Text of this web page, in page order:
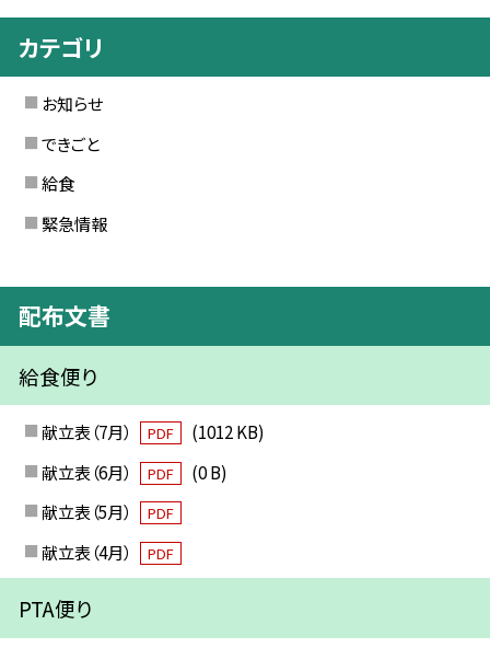
カテゴリ
お知らせ
できごと
給食
緊急情報
配布文書
給食便り
献立表（7月） PDF
(1012 KB)
献立表（6月）
PDF
(0 B)
献立表（5月）
PDF
献立表（4月） PDF
PTA便り